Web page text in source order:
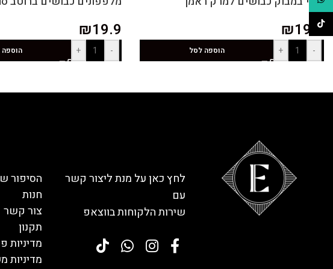
₪19.9
-
+ הוספה לסל
₪19.9
-
+
לחץ כאן על מנת ליצור קשר
עם
שירות הלקוחות בווצאפ
הסיפור
חנות
צור קשר
תקנון
מדיניות
מדיניות
TikTok